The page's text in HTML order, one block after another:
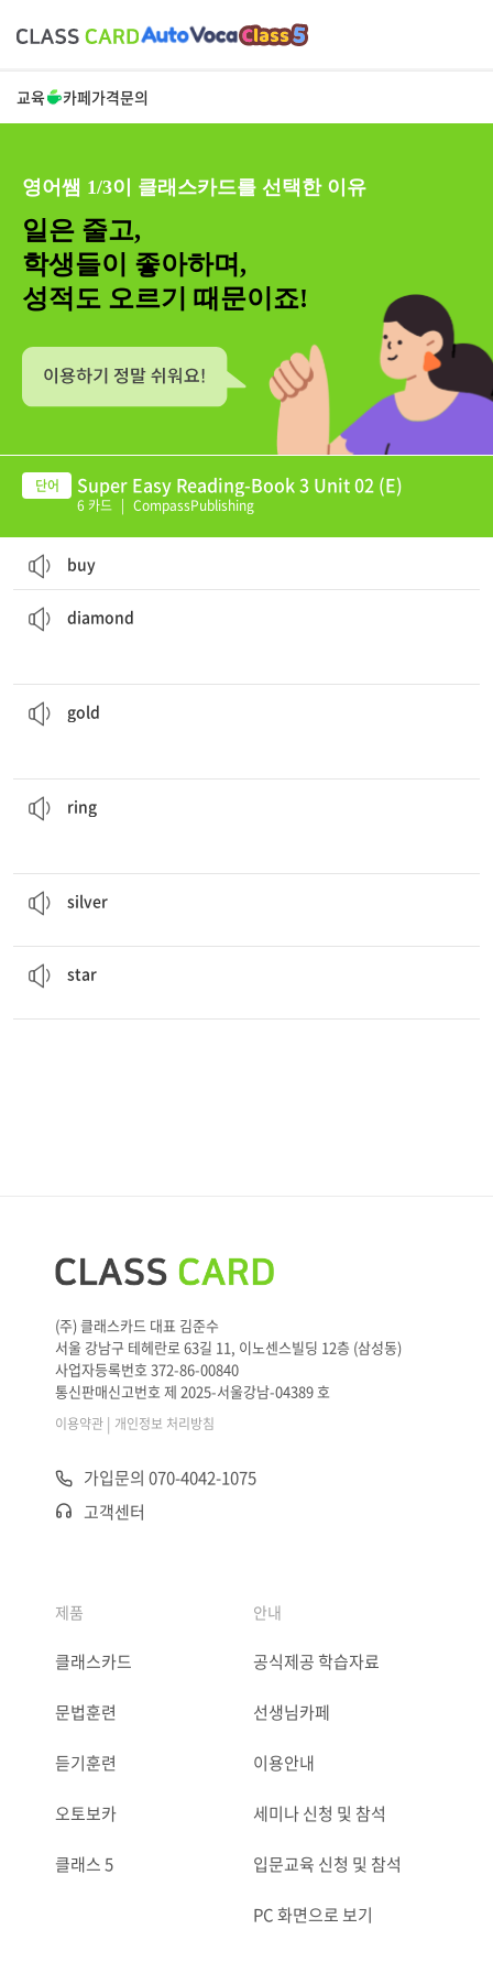
교육 카페가격문의
영어쌤 1/3이 클래스카드를 선택한 이유
일은 줄고,
학생들이 좋아하며,
성적도 오르기 때문이죠!
Super Easy Reading-Book 3 Unit 02 (E)
6 카드 | CompassPublishing
buy
diamond
gold
ring
silver
star
(주) 클래스카드 대표 김준수
서울 강남구 테헤란로 63길 11, 이노센스빌딩 12층 (삼성동)
사업자등록번호 372-86-00840
통신판매신고번호 제 2025-서울강남-04389 호
이용약관 | 개인정보 처리방침
가입문의 070-4042-1075
고객센터
제품
클래스카드
문법훈련
듣기훈련
오토보카
클래스 5
안내
공식제공 학습자료
선생님카페
이용안내
세미나 신청 및 참석
입문교육 신청 및 참석
PC 화면으로 보기